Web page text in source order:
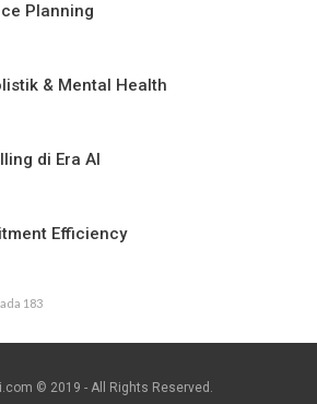
Planning
& Mental Health
di Era AI
Efficiency
183
© 2019 - All Rights Reserved.